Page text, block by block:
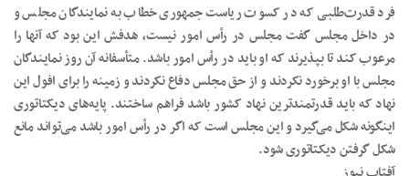
فرد قدرت‌طلبی که در کسوت ریاست جمهوری خطاب به نمایندگان مجلس و
در داخل مجلس گفت مجلس در رأس امور نیست، هدفش این بود که آنها را
مرعوب کند تا بپذیرند که او باید در رأس امور باشد. متأسفانه آن روز نمایندگان
مجلس با او برخورد نکردند و از حق مجلس دفاع نکردند و زمینه را برای افول این
نهاد که باید قدرتمندترین نهاد کشور باشد فراهم ساختند. پایه‌های دیکتاتوری
اینگونه شکل می‌گیرد و این مجلس است که اگر در رأس امور باشد می‌تواند مانع
شکل گرفتن دیکتاتوری شود.